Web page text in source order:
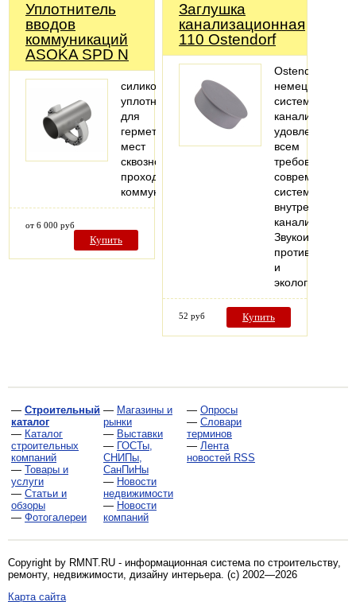
Уплотнитель
вводов
коммуникаций
ASOKA SPD N
силиконовый
уплотнитель
для
герметизации
мест
сквозного
прохода
коммуникаций
от 6 000 руб
Купить
Заглушка
канализационная
110 Ostendorf
Ostendorf-
немецкая
система
канализации,
всем
требованиям
современных
систем
внутренней
канализации.
Звукоизоляция,
и
52 руб Купить
— Строительный
каталог
— Каталог
строительных
компаний
— Товары и
услуги
— Статьи и
обзоры
— Фотогалереи
— Магазины и
рынки
— Выставки
— ГОСТы,
СНИПы,
СанПиНы
— Новости
недвижимости
— Новости
компаний
— Опросы
— Словари
терминов
— Лента
новостей RSS
Copyright by RMNT.RU - информационная система по строительству,
ремонту, недвижимости, дизайну интерьера. (c) 2002—2026
Карта сайта